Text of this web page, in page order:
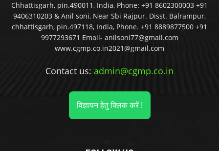
Chhattisgarh, pin.490011, India, Phone: +91 8602300003 +91
9406310203 & Anil soni, Near Sbi Rajpur. Disst. Balrampur,
chhattisgarh, pin.497118, India, Phone. +91 8889877500 +91
9977293671 Email- anilsoni77@gmail.com
www.cgmp.co.in2021@gmail.com
Contact us: admin@cgmp.co.in
विज्ञापन हेतु क्लिक करें !